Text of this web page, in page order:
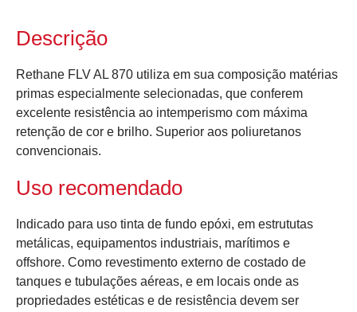
Descrição
Rethane FLV AL 870 utiliza em sua composição matérias
primas especialmente selecionadas, que conferem
excelente resistência ao intemperismo com máxima
retenção de cor e brilho. Superior aos poliuretanos
convencionais.
Uso recomendado
Indicado para uso tinta de fundo epóxi, em estrututas
metálicas, equipamentos industriais, marítimos e
offshore. Como revestimento externo de costado de
tanques e tubulações aéreas, e em locais onde as
propriedades estéticas e de resistência devem ser